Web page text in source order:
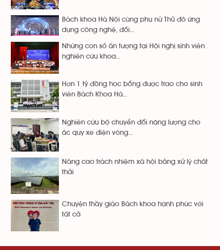
Bách khoa Hà Nội cùng phụ nữ Thủ đô ứng
dụng công nghệ, đổi...
Những con số ấn tượng tại Hội nghị sinh viên
nghiên cứu khoa...
Hơn 1 tỷ đồng học bổng được trao cho sinh
viên Bách Khoa Hà...
Nghiên cứu bộ chuyển đổi năng lượng cho
ắc quy xe điện vòng...
Nâng cao trách nhiệm xã hội bằng xử lý chất
thải
Chuyện thầy giáo Bách khoa hạnh phúc với
tất cả